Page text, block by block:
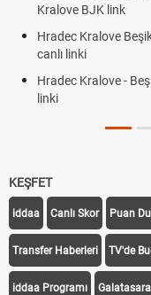
Kralove BJK link
Hradec Kralove
canlı linki
Hradec Kralove -
linki
KEŞFET
iddaa Canlı Skor Puan
Transfer Haberleri TV'de
iddaa Programı